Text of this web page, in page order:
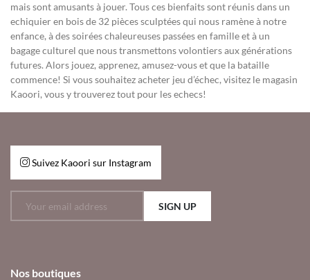
mais sont amusants à jouer. Tous ces bienfaits sont réunis dans un
echiquier en bois de 32 pièces sculptées qui nous ramène à notre
enfance, à des soirées chaleureuses passées en famille et à un
bagage culturel que nous transmettons volontiers aux générations
futures. Alors jouez, apprenez, amusez-vous et que la bataille
commence! Si vous souhaitez acheter jeu d’échec, visitez le magasin
Kaoori, vous y trouverez tout pour les echecs!
Suivez Kaoori sur Instagram
SIGN UP
Nos boutiques